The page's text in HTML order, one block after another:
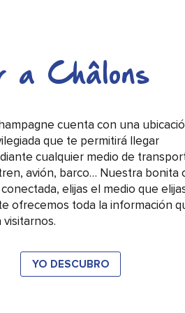
a Châlons
cuenta con una
que te permitirá llegar
cualquier medio de
avión, barco… Nuestra bonita
elijas el medio que
ofrecemos toda la información
YO DESCUBRO